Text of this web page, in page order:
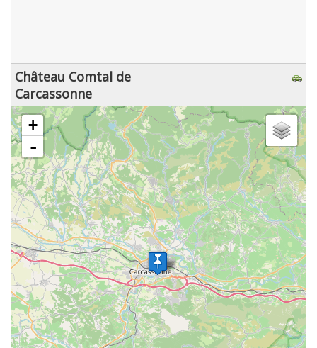
Château Comtal de
Carcassonne
chargement de la carte - veuillez patienter...
+
-